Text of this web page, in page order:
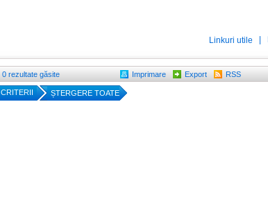
Linkuri utile
0 rezultate găsite Imprimare Export RSS
CRITERII ȘTERGERE TOATE